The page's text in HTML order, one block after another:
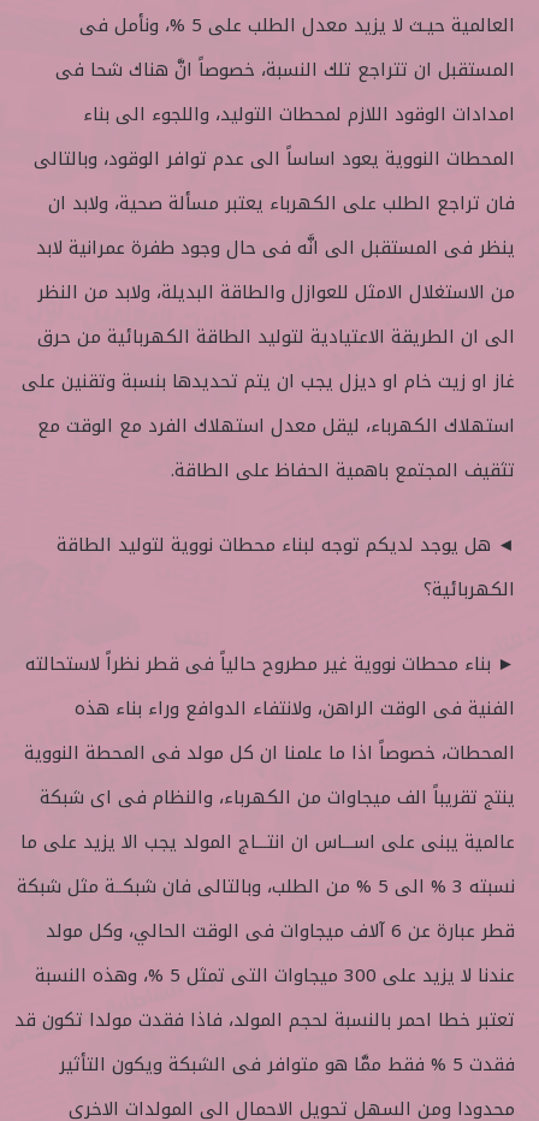
العالمية حيـث لا يزيد معدل الطلب على 5 %، ونأمل فى
المستقبل ان تتراجع تلك النسبة، خصوصاً انَّ هناك شحا فى
امدادات الوقود اللازم لمحطات التوليد، واللجوء الى بناء
المحطات النووية يعود اساساً الى عدم توافر الوقود، وبالتالى
فان تراجع الطلب على الكهرباء يعتبر مسألة صحية، ولابد ان
ينظر فى المستقبل الى انَّه فى حال وجود طفرة عمرانية لابد
من الاستغلال الامثل للعوازل والطاقة البديلة، ولابد من النظر
الى ان الطريقة الاعتيادية لتوليد الطاقة الكهربائية من حرق
غاز او زيت خام او ديزل يجب ان يتم تحديدها بنسبة وتقنين على
استهلاك الكهرباء، ليقل معدل استهلاك الفرد مع الوقت مع
تثقيف المجتمع باهمية الحفاظ على الطاقة.
◄ هل يوجد لديكم توجه لبناء محطات نووية لتوليد الطاقة
الكهربائية؟
► بناء محطات نووية غير مطروح حالياً فى قطر نظراً لاستحالته
الفنية فى الوقت الراهن، ولانتفاء الدوافع وراء بناء هذه
المحطات، خصوصاً اذا ما علمنا ان كل مولد فى المحطة النووية
ينتج تقريباً الف ميجاوات من الكهرباء، والنظام فى اى شبكة
عالمية يبنى على اســـاس ان انتـــاج المولد يجب الا يزيد على ما
نسبته 3 % الى 5 % من الطلب، وبالتالى فان شبكــة مثل شبكة
قطر عبارة عن 6 آلاف ميجاوات فى الوقت الحالي، وكل مولد
عندنا لا يزيد على 300 ميجاوات التى تمثل 5 %، وهذه النسبة
تعتبر خطا احمر بالنسبة لحجم المولد، فاذا فقدت مولدا تكون قد
فقدت 5 % فقط ممَّا هو متوافر فى الشبكة ويكون التأثير
محدودا ومن السهل تحويل الاحمال الى المولدات الاخرى